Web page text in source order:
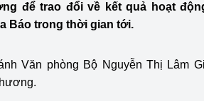
Thương - Công luận
Họp báo
sử phát triển
để trao đổi về kết quả hoạt
Báo trong thời gian tới.
Văn phòng Bộ Nguyễn Thị Lâm